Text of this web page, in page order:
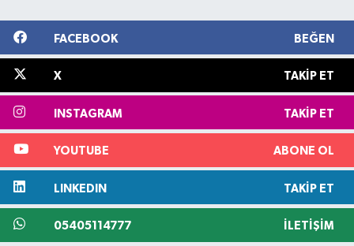
FACEBOOK BEĞEN
X TAKIP ET
INSTAGRAM TAKIP ET
YOUTUBE ABONE OL
LINKEDIN TAKIP ET
05405114777 İLETIŞIM